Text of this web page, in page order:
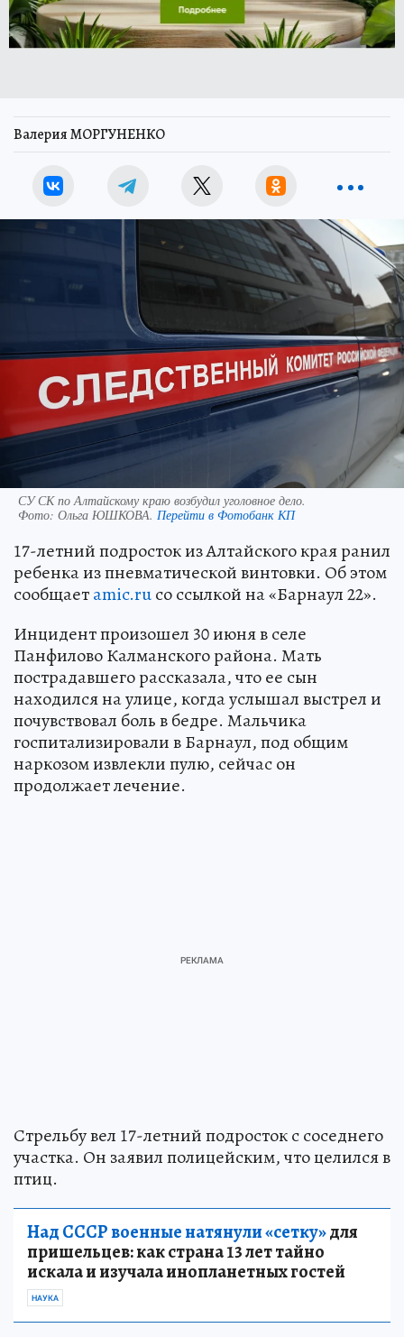
Валерия МОРГУНЕНКО
СУ СК по Алтайскому краю возбудил уголовное дело.
Фото: Ольга ЮШКОВА. Перейти в Фотобанк КП
17-летний подросток из Алтайского края ранил
ребенка из пневматической винтовки. Об этом
сообщаетamic.ruсо ссылкой на «Барнаул 22».
Инцидент произошел 30 июня в селе
Панфилово Калманского района. Мать
пострадавшего рассказала, что ее сын
находился на улице, когда услышал выстрел и
почувствовал боль в бедре. Мальчика
госпитализировали в Барнаул, под общим
наркозом извлекли пулю, сейчас он
продолжает лечение.
Стрельбу вел 17-летний подросток с соседнего
участка. Он заявил полицейским, что целился в
птиц.
Над СССР военные натянули «сетку»для
пришельцев: как страна 13 лет тайно
искала и изучала инопланетных гостей
НАУКА